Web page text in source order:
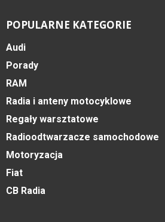
POPULARNE KATEGORIE
Audi
Porady
RAM
Radia i anteny motocyklowe
Regały warsztatowe
Radioodtwarzacze samochodowe
Motoryzacja
Fiat
CB Radia